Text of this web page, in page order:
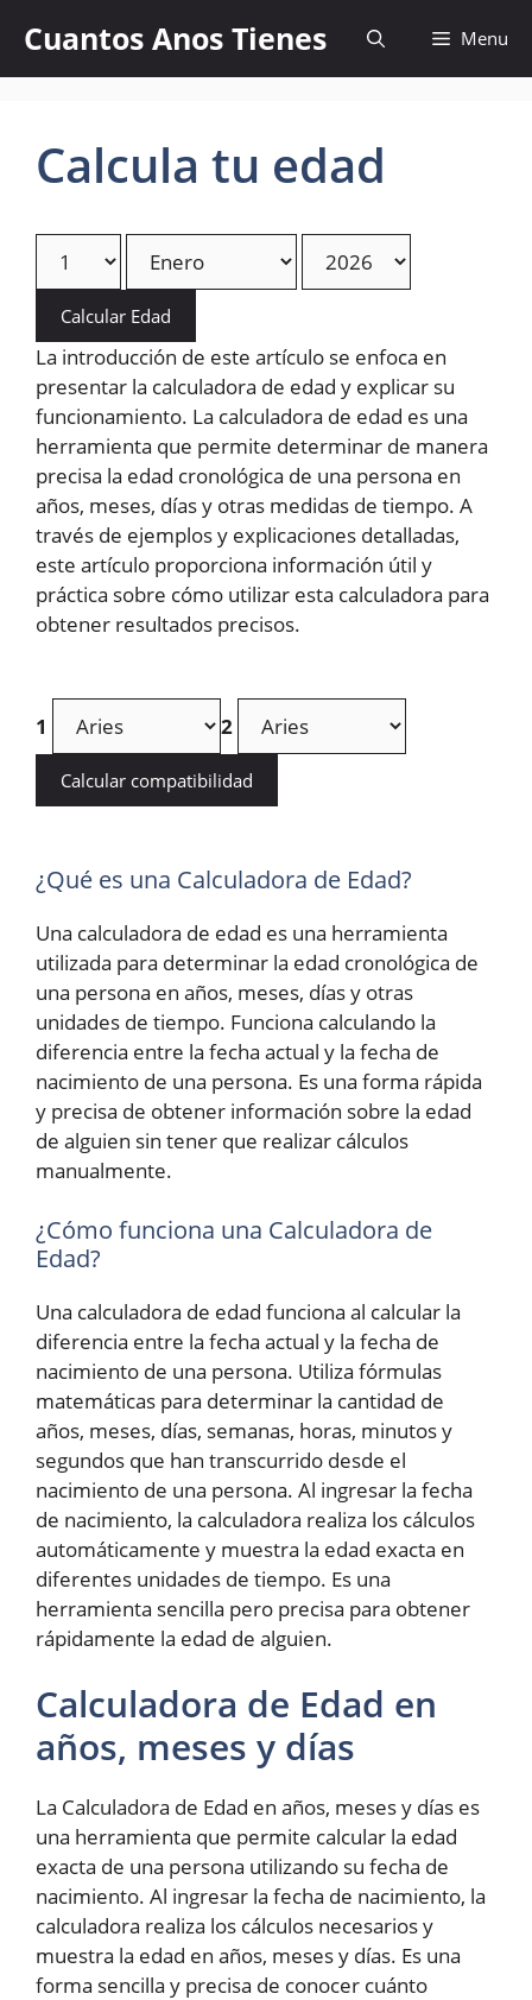
content
Cuantos Anos Tienes Menu
Calcula tu edad
Calcular Edad
La introducción de este artículo se enfoca en
presentar la calculadora de edad y explicar su
funcionamiento. La calculadora de edad es una
herramienta que permite determinar de manera
precisa la edad cronológica de una persona en
años, meses, días y otras medidas de tiempo. A
través de ejemplos y explicaciones detalladas,
este artículo proporciona información útil y
práctica sobre cómo utilizar esta calculadora para
obtener resultados precisos.
1 2
Calcular compatibilidad
¿Qué es una Calculadora de Edad?
Una calculadora de edad es una herramienta
utilizada para determinar la edad cronológica de
una persona en años, meses, días y otras
unidades de tiempo. Funciona calculando la
diferencia entre la fecha actual y la fecha de
nacimiento de una persona. Es una forma rápida
y precisa de obtener información sobre la edad
de alguien sin tener que realizar cálculos
manualmente.
¿Cómo funciona una Calculadora de
Edad?
Una calculadora de edad funciona al calcular la
diferencia entre la fecha actual y la fecha de
nacimiento de una persona. Utiliza fórmulas
matemáticas para determinar la cantidad de
años, meses, días, semanas, horas, minutos y
segundos que han transcurrido desde el
nacimiento de una persona. Al ingresar la fecha
de nacimiento, la calculadora realiza los cálculos
automáticamente y muestra la edad exacta en
diferentes unidades de tiempo. Es una
herramienta sencilla pero precisa para obtener
rápidamente la edad de alguien.
Calculadora de Edad en
años, meses y días
La Calculadora de Edad en años, meses y días es
una herramienta que permite calcular la edad
exacta de una persona utilizando su fecha de
nacimiento. Al ingresar la fecha de nacimiento, la
calculadora realiza los cálculos necesarios y
muestra la edad en años, meses y días. Es una
forma sencilla y precisa de conocer cuánto